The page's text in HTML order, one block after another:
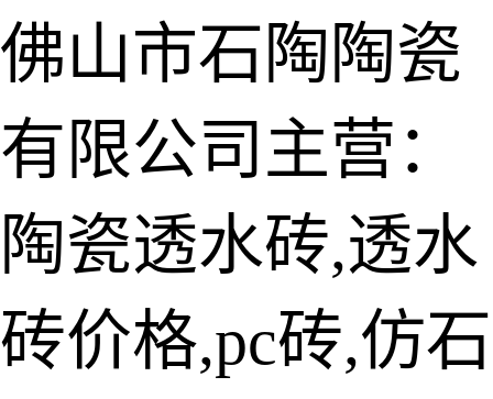
佛山市石陶陶瓷
有限公司主营：
陶瓷透水砖,透水
砖价格,pc砖,仿石
陶瓷透水砖
生态仿石砖
仿石透水砖
承重仿石砖
细面透水砖